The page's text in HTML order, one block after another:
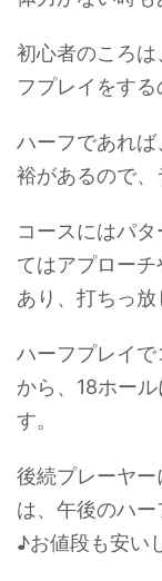
初心者のころ
フプレイをする
ハーフであれ
裕があるので、
コースにはパ
てはアプロー
あり、打ちっ放
ハーフプレイ
から、18ホー
す。
後続プレーヤ
は、午後のハ
♪お値段も安い